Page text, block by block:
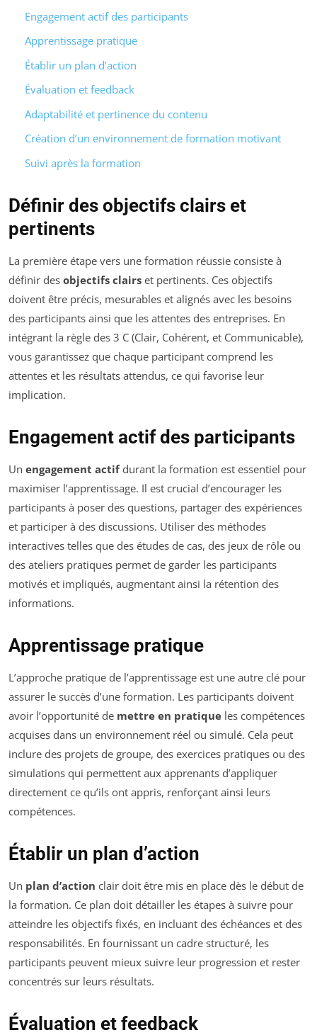
Engagement actif des participants
Apprentissage pratique
Établir un plan d’action
Évaluation et feedback
Adaptabilité et pertinence du contenu
Création d’un environnement de formation motivant
Suivi après la formation
Définir des objectifs clairs et
pertinents
La première étape vers une formation réussie consiste à
définir des objectifs clairs et pertinents. Ces objectifs
doivent être précis, mesurables et alignés avec les besoins
des participants ainsi que les attentes des entreprises. En
intégrant la règle des 3 C (Clair, Cohérent, et Communicable),
vous garantissez que chaque participant comprend les
attentes et les résultats attendus, ce qui favorise leur
implication.
Engagement actif des participants
Un engagement actifdurant la formation est essentiel pour
maximiser l’apprentissage. Il est crucial d’encourager les
participants à poser des questions, partager des expériences
et participer à des discussions. Utiliser des méthodes
interactives telles que des études de cas, des jeux de rôle ou
des ateliers pratiques permet de garder les participants
motivés et impliqués, augmentant ainsi la rétention des
informations.
Apprentissage pratique
L’approche pratique de l’apprentissage est une autre clé pour
assurer le succès d’une formation. Les participants doivent
avoir l’opportunité de mettre en pratique les compétences
acquises dans un environnement réel ou simulé. Cela peut
inclure des projets de groupe, des exercices pratiques ou des
simulations qui permettent aux apprenants d’appliquer
directement ce qu’ils ont appris, renforçant ainsi leurs
compétences.
Établir un plan d’action
Un plan d’action clair doit être mis en place dès le début de
la formation. Ce plan doit détailler les étapes à suivre pour
atteindre les objectifs fixés, en incluant des échéances et des
responsabilités. En fournissant un cadre structuré, les
participants peuvent mieux suivre leur progression et rester
concentrés sur leurs résultats.
Évaluation et feedback